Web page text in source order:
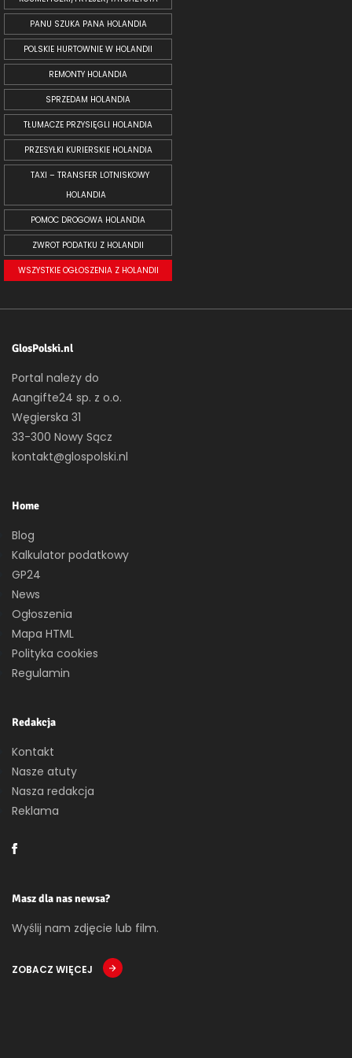
PANU SZUKA PANA HOLANDIA
POLSKIE HURTOWNIE W HOLANDII
REMONTY HOLANDIA
SPRZEDAM HOLANDIA
TŁUMACZE PRZYSIĘGLI HOLANDIA
PRZESYŁKI KURIERSKIE HOLANDIA
TAXI – TRANSFER LOTNISKOWY
HOLANDIA
POMOC DROGOWA HOLANDIA
ZWROT PODATKU Z HOLANDII
WSZYSTKIE OGŁOSZENIA Z HOLANDII
GlosPolski.nl
Portal należy do
Aangifte24 sp. z o.o.
Węgierska 31
33-300 Nowy Sącz
kontakt@glospolski.nl
Home
Blog
Kalkulator podatkowy
GP24
News
Ogłoszenia
Mapa HTML
Polityka cookies
Regulamin
Redakcja
Kontakt
Nasze atuty
Nasza redakcja
Reklama
Masz dla nas newsa?
Wyślij nam zdjęcie lub film.
ZOBACZ WIĘCEJ